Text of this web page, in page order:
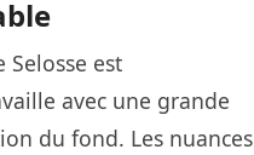
Selosse est
avec une grande
du fond. Les nuances